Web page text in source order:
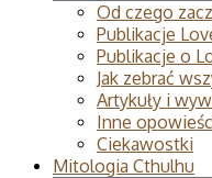
Od czego
Publikacje
Publikacje o
Jak zebrać
Artykuły i
Inne
Ciekawostki
Mitologia Cthulhu